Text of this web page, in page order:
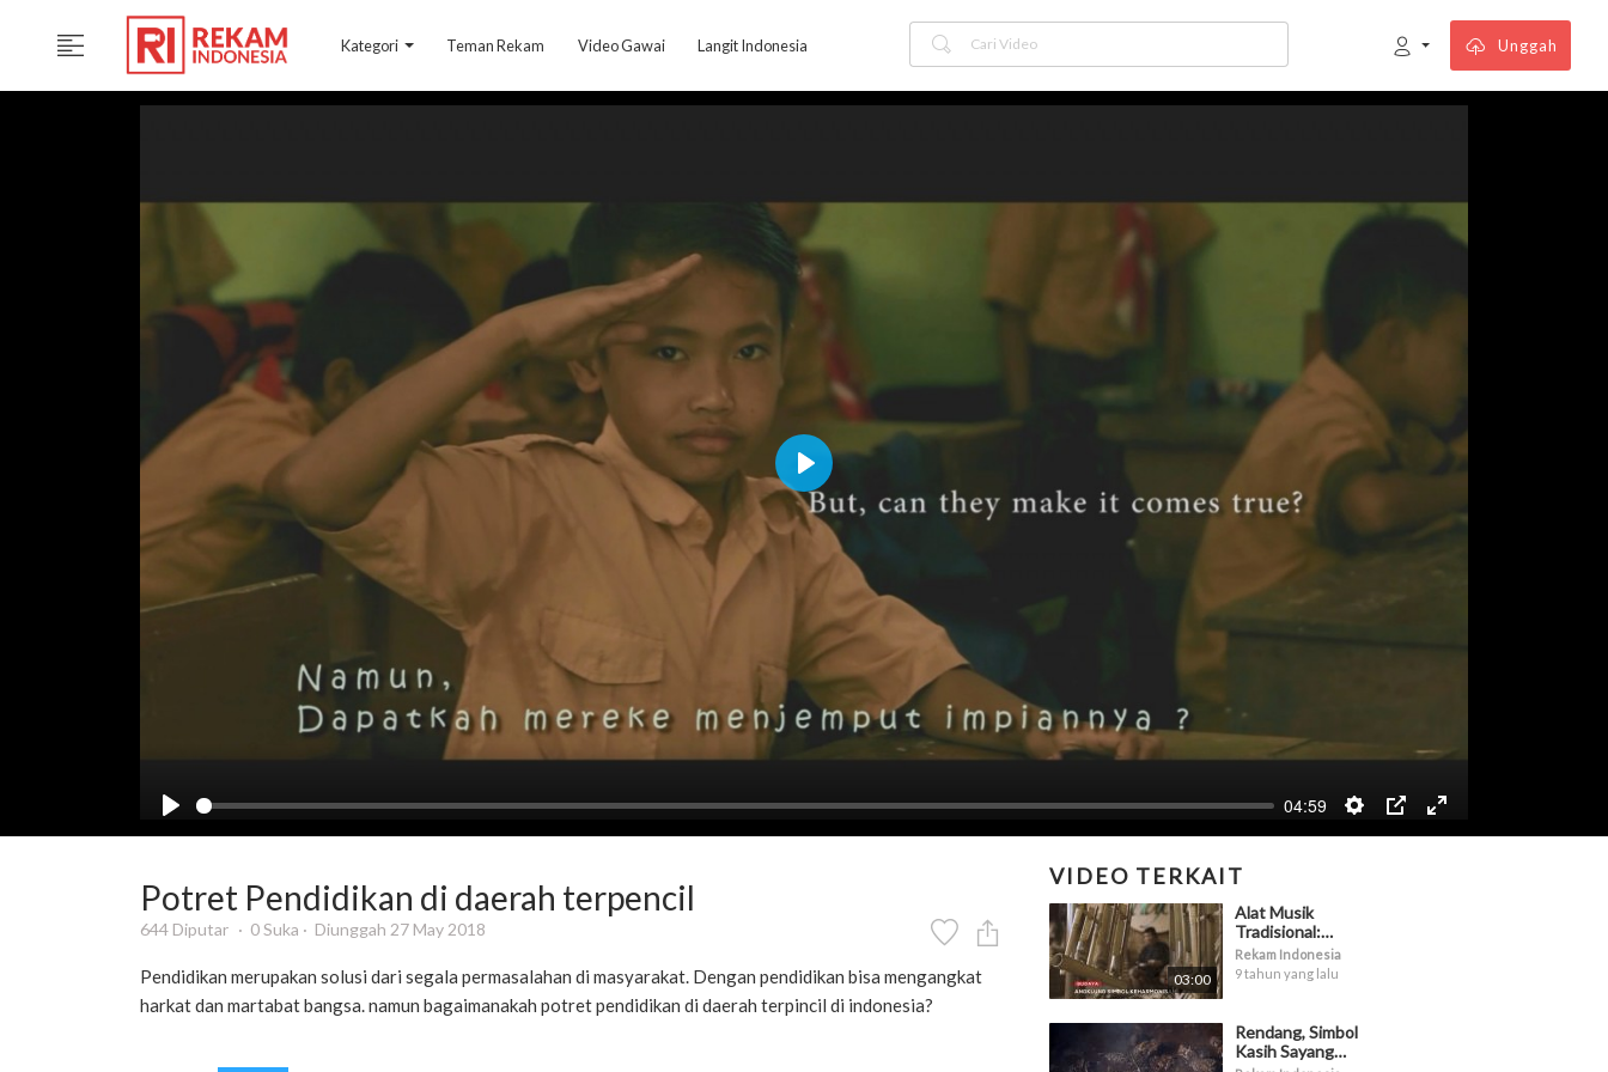
Kategori Teman Rekam Video Gawai Langit Indonesia Unggah
04:59
Play
Potret Pendidikan di daerah terpencil
644 Diputar 0 Suka Diunggah 27 May 2018
Pendidikan merupakan solusi dari segala permasalahan di masyarakat. Dengan pendidikan bisa mengangkat
harkat dan martabat bangsa. namun bagaimanakah potret pendidikan di daerah terpincil di indonesia?
VIDEO TERKAIT
03:00
Alat Musik
Tradisional:
Angklung Simbol
Keharmonisan
Rekam Indonesia
9 tahun yang lalu
Rendang, Simbol
Kasih Sayang